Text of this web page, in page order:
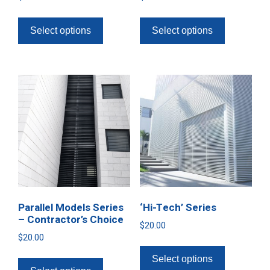
Select options Select options
Parallel Models Series
– Contractor’s Choice
$20.00
‘Hi-Tech’ Series
$20.00
Select options